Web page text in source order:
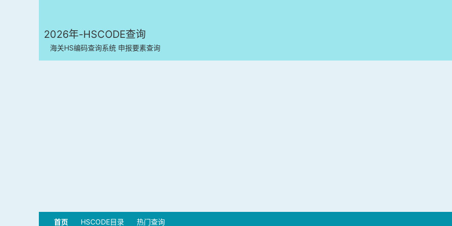
2026年-HSCODE查询
海关HS编码查询系统 申报要素查询
首页 HSCODE目录 热门查询